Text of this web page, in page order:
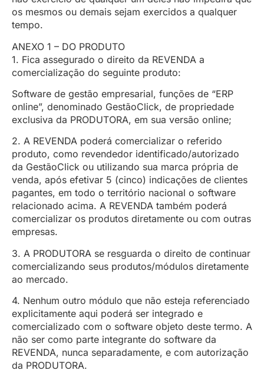
os mesmos ou demais sejam exercidos a qualquer
tempo.
ANEXO 1 – DO PRODUTO
1. Fica assegurado o direito da REVENDA a
comercialização do seguinte produto:
Software de gestão empresarial, funções de “ERP
online”, denominado GestãoClick, de propriedade
exclusiva da PRODUTORA, em sua versão online;
2. A REVENDA poderá comercializar o referido
produto, como revendedor identificado/autorizado
da GestãoClick ou utilizando sua marca própria de
venda, após efetivar 5 (cinco) indicações de clientes
pagantes, em todo o território nacional o software
relacionado acima. A REVENDA também poderá
comercializar os produtos diretamente ou com outras
empresas.
3. A PRODUTORA se resguarda o direito de continuar
comercializando seus produtos/módulos diretamente
ao mercado.
4. Nenhum outro módulo que não esteja referenciado
explicitamente aqui poderá ser integrado e
comercializado com o software objeto deste termo. A
não ser como parte integrante do software da
REVENDA, nunca separadamente, e com autorização
da PRODUTORA.